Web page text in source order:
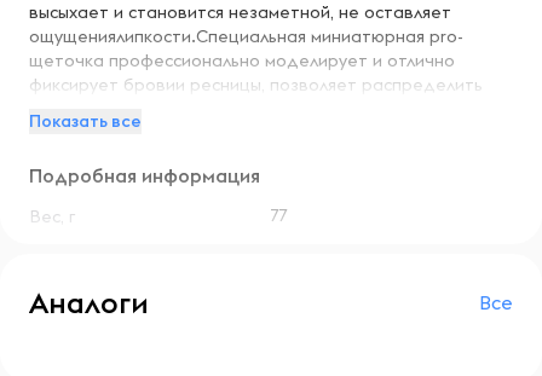
высыхает и становится незаметной, не оставляет
ощущениялипкости.Специальная миниатюрная pro-
щеточка профессионально моделирует и отлично
фиксирует бровии ресницы, позволяет распределить
сильнуюфиксацию волосков.
Показать все
Подробная информация
Вес, г 77
Аналоги Все